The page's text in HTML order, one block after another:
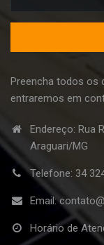
Preencha todos os
entraremos em
Endereço: Rua
Araguari/MG
Telefone: 34
Email:
Horário de